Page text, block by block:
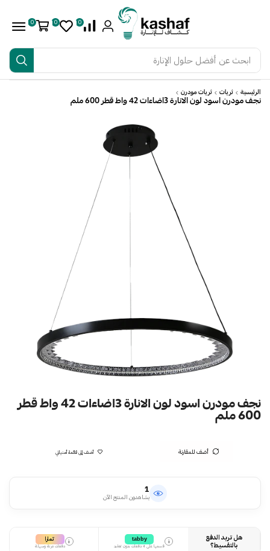
ابحث عن أفضل حلول الإنارة
0
0
0
الرئيسية ثريات ثريات مودرن
نجف مودرن اسود لون الانارة 3اضاءات 42 واط قطر 600 ملم
نجف مودرن اسود لون الانارة 3اضاءات 42 واط قطر
600 ملم
أضف للمقارنة أضف إلى قائمة أمنياتي
1
يشاهدون المنتج الآن
هل تريد الدفع
بالتقسيط؟
i
tabby
قسمها على 4 دفعات بدون تعقيد
i تمارا
دفعات مرنة وسهلة